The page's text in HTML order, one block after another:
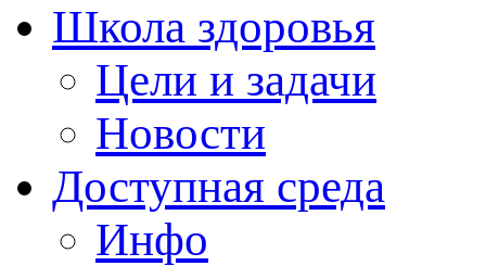
Школа здоровья
Цели и задачи
Новости
Доступная среда
Инфо